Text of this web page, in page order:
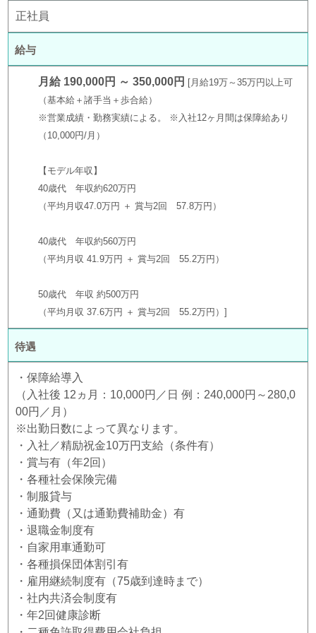
正社員
給与
月給 190,000円 ～ 350,000円
月給19万～35万円以上可
（基本給＋諸手当＋歩合給）
※営業成績・勤務実績による。 ※入社12ヶ月間は保障給あり
（10,000円/月）
【モデル年収】
40歳代 年収約620万円
（平均月収47.0万円 ＋ 賞与2回 57.8万円）
40歳代 年収約560万円
（平均月収 41.9万円 ＋ 賞与2回 55.2万円）
50歳代 年収 約500万円
（平均月収 37.6万円 ＋ 賞与2回 55.2万円）
待遇
・保障給導入
（入社後 12ヵ月：10,000円／日 例：240,000円～280,0
00円／月）
※出勤日数によって異なります。
・入社／精励祝金10万円支給（条件有）
・賞与有（年2回）
・各種社会保険完備
・制服貸与
・通勤費（又は通勤費補助金）有
・退職金制度有
・自家用車通勤可
・各種損保団体割引有
・雇用継続制度有（75歳到達時まで）
・社内共済会制度有
・年2回健康診断